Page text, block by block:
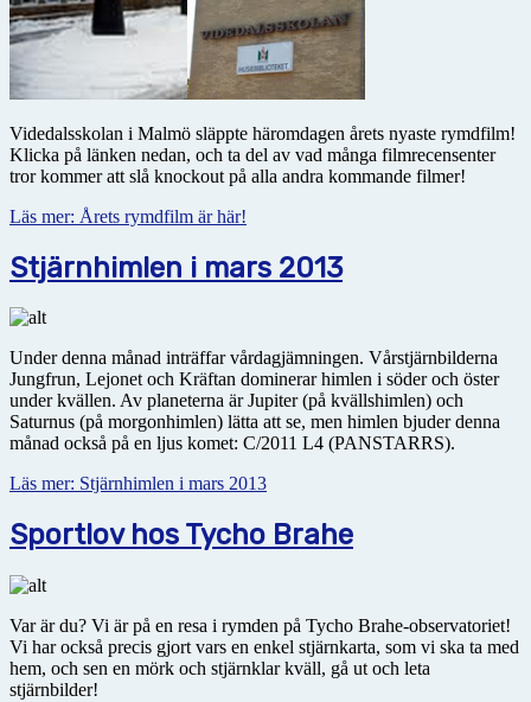
Videdalsskolan i Malmö släppte häromdagen årets nyaste rymdfilm!
Klicka på länken nedan, och ta del av vad många filmrecensenter
tror kommer att slå knockout på alla andra kommande filmer!
Läs mer: Årets rymdfilm är här!
Stjärnhimlen i mars 2013
Under denna månad inträffar vårdagjämningen. Vårstjärnbilderna
Jungfrun, Lejonet och Kräftan dominerar himlen i söder och öster
under kvällen. Av planeterna är Jupiter (på kvällshimlen) och
Saturnus (på morgonhimlen) lätta att se, men himlen bjuder denna
månad också på en ljus komet: C/2011 L4 (PANSTARRS).
Läs mer: Stjärnhimlen i mars 2013
Sportlov hos Tycho Brahe
Var är du? Vi är på en resa i rymden på Tycho Brahe-observatoriet!
Vi har också precis gjort vars en enkel stjärnkarta, som vi ska ta med
hem, och sen en mörk och stjärnklar kväll, gå ut och leta
stjärnbilder!